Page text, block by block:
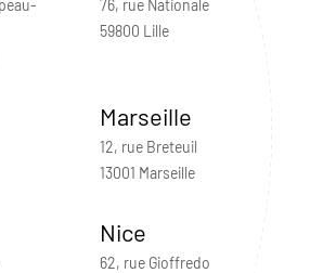
76, rue Nationale
59800 Lille
Marseille
12, rue Breteuil
13001 Marseille
Nice
62, rue Gioffredo